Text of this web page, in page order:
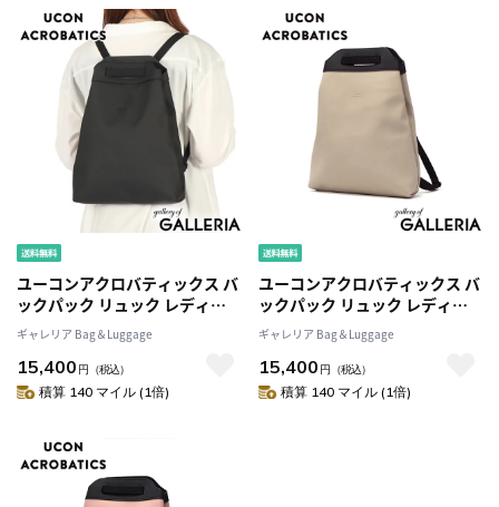
ユーコンアクロバティックス バ
ックパック リュック レディー
ス UCON ACROBATICS トート
リュックサック 肩掛け ショル
ダー トート カジュアル おしゃ
れ 大人 ビジネス 旅行 防水 軽量
ギャレリア Bag＆Luggage
15,400 円 （税込）
積算 140 マイル (1倍)
ユーコンアクロバティックス バ
ックパック リュック レディー
ス UCON ACROBATICS トート
リュックサック 肩掛け ショル
ダー トート カジュアル おしゃ
れ 大人 ビジネス 旅行 防水 軽量
ギャレリア Bag＆Luggage
15,400 円 （税込）
積算 140 マイル (1倍)